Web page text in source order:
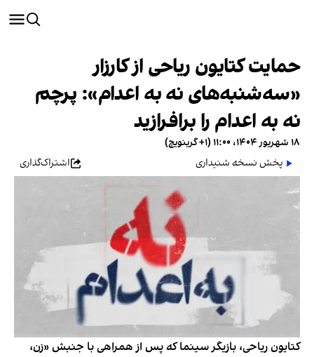
حمایت کتایون ریاحی از کارزار
«سه‌شنبه‌های نه به اعدام»: پرچم
نه به اعدام را برافرازید
۱۸ شهریور ۱۴۰۴، ۱۱:۰۰ (‎+۱ گرینویچ)
پخش نسخه شنیداری
اشتراک‌گذاری
کتایون ریاحی، بازیگر سینما که پس از همراهی با جنبش «زن،